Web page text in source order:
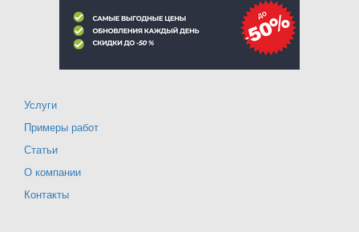
Услуги
Примеры работ
Статьи
О компании
Контакты